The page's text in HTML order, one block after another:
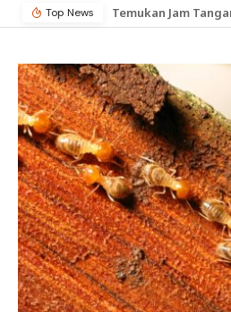
Top News